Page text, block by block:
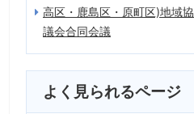
高区・鹿島区・原町区)地域協
議会合同会議
よく見られるページ